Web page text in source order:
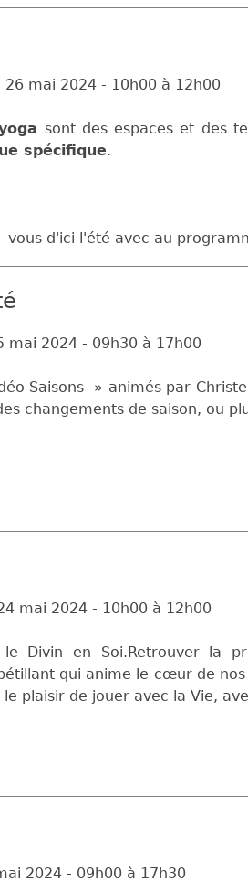
26 mai 2024 - 10h00 à 12h00
sont des espaces et des
spécifique.
vous d'ici l'été avec au
mai 2024 - 09h30 à 17h00
Saisons » animés par
changements de saison, ou
mai 2024 - 10h00 à 12h00
Divin en Soi.Retrouver la
qui anime le cœur de
plaisir de jouer avec la Vie,
2024 - 09h00 à 17h30